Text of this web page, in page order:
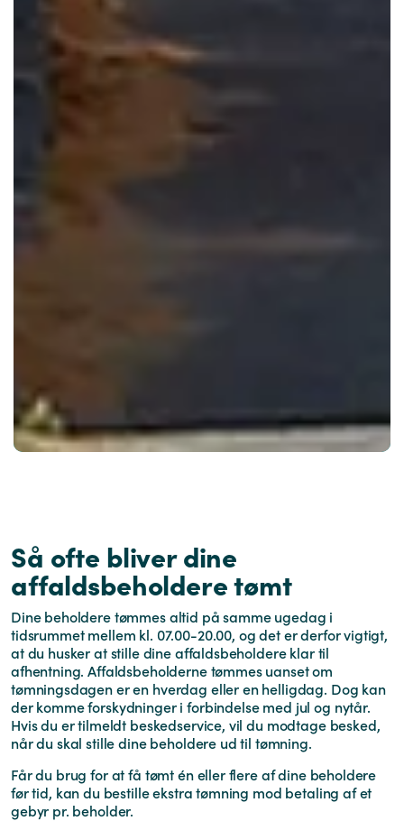
Så ofte bliver dine
affaldsbeholdere tømt
Dine beholdere tømmes altid på samme ugedag i
tidsrummet mellem kl. 07.00-20.00, og det er derfor vigtigt,
at du husker at stille dine affaldsbeholdere klar til
afhentning. Affaldsbeholderne tømmes uanset om
tømningsdagen er en hverdag eller en helligdag. Dog kan
der komme forskydninger i forbindelse med jul og nytår.
Hvis du er tilmeldt beskedservice, vil du modtage besked,
når du skal stille dine beholdere ud til tømning.
Får du brug for at få tømt én eller flere af dine beholdere
før tid, kan du bestille ekstra tømning mod betaling af et
gebyr pr. beholder.